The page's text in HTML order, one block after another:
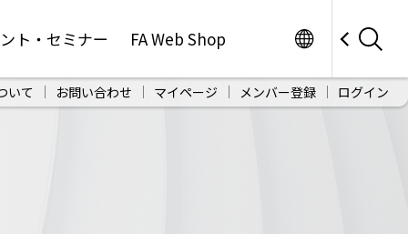
ト・セミナー FA Web Shop
いて お問い合わせ マイページ メンバー登録 ログイン